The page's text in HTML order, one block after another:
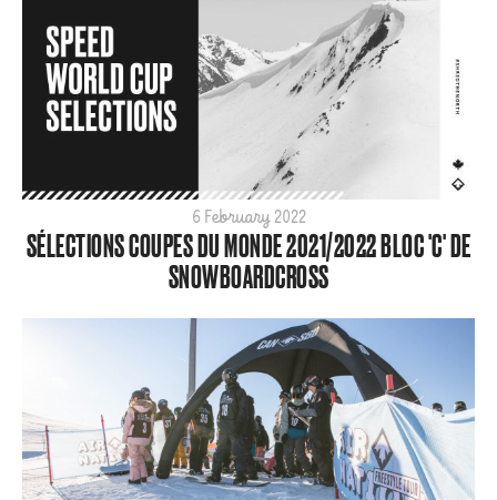
2018
2017
2016
2015
6 February 2022
SÉLECTIONS COUPES DU MONDE 2021/2022 BLOC 'C' DE
SNOWBOARDCROSS